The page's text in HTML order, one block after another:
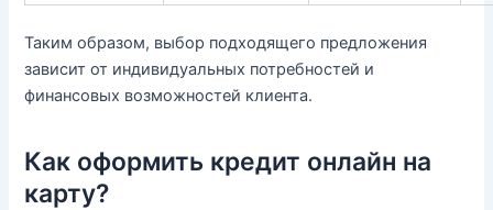
Таким образом, выбор подходящего предложения
зависит от индивидуальных потребностей и
финансовых возможностей клиента.
Как оформить кредит онлайн на
карту?